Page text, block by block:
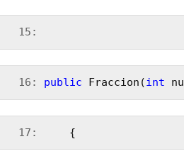
  15:
  16:
public Fraccion(int
  17:
     {